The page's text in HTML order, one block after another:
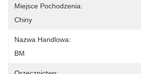
Miejsce Pochodzenia:
Chiny
Nazwa Handlowa:
BM